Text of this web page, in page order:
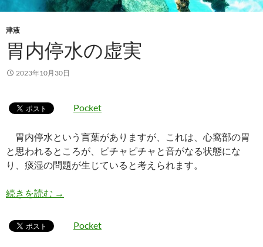
津液
胃内停水の虚実
2023年10月30日
Pocket
胃内停水という言葉がありますが、これは、心窩部の胃
と思われるところが、ピチャピチャと音がなる状態にな
り、痰湿の問題が生じていると考えられます。
続きを読む 胃内停水の虚実
→
Pocket